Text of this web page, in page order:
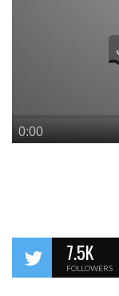
7.5K
FOLLOWERS